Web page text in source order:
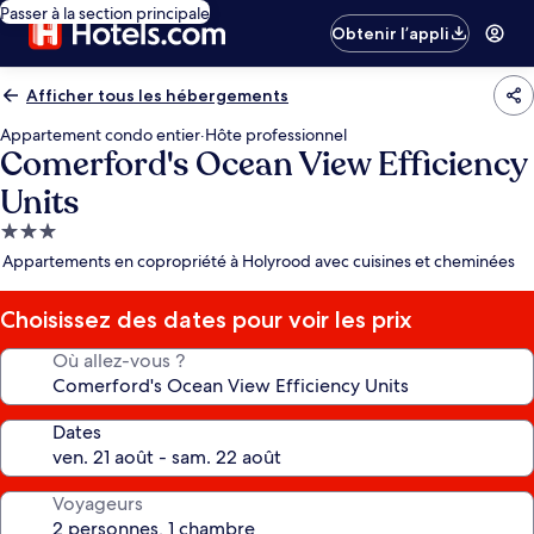
Passer à la section principale
Obtenir l’appli
Afficher tous les hébergements
Appartement condo entier·Hôte professionnel
Comerford's Ocean View Efficiency
Units
Hébergement
3.0 étoiles
Appartements en copropriété à Holyrood avec cuisines et cheminées
Choisissez des dates pour voir les prix
Où allez-vous ?
Dates
Voyageurs